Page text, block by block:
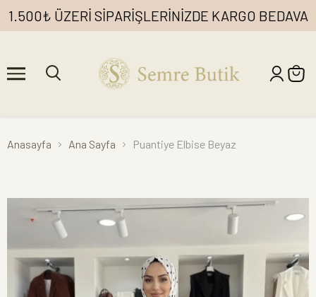
1.500₺ ÜZERİ SİPARİŞLERİNİZDE KARGO BEDAVA
Anasayfa Ana Sayfa Puantiye Elbise Beyaz